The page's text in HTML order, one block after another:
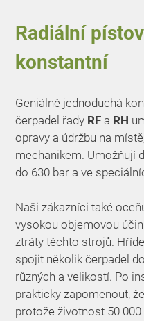
Radiální
konstantní
Geniálně jednoduchá
čerpadel řady RF a RH
opravy a údržbu na
mechanikem. Umožňují
do 630 bar a ve
Naši zákazníci také
vysokou objemovou
ztráty těchto strojů.
spojit několik čerpadel
různých a velikostí. Po
prakticky zapomenout,
protože životnost 50